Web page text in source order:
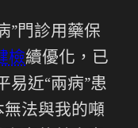
”門診用藥保
檢續優化，已
易近“兩病”患
無法與我的噸